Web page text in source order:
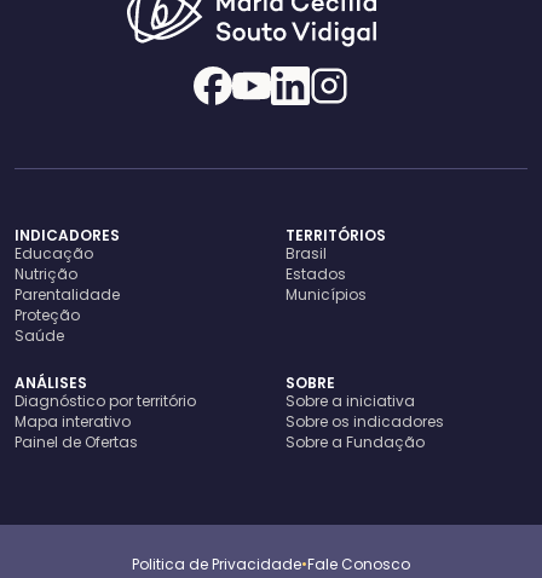
INDICADORES
Educação
Nutrição
Parentalidade
Proteção
Saúde
TERRITÓRIOS
Brasil
Estados
Municípios
ANÁLISES
Diagnóstico por território
Mapa interativo
Painel de Ofertas
SOBRE
Sobre a iniciativa
Sobre os indicadores
Sobre a Fundação
Politica de Privacidade•Fale Conosco